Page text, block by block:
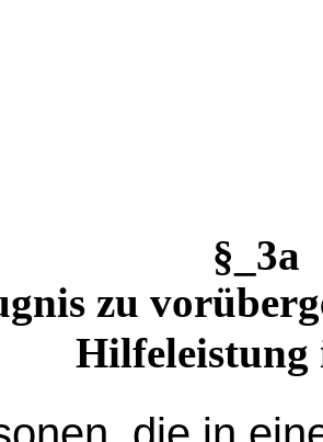
zu
Hilfeleistung